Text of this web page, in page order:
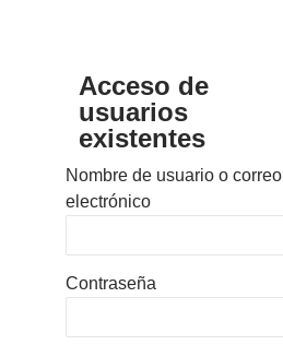
Acceso de
usuarios
existentes
Nombre de usuario o correo
electrónico
Contraseña